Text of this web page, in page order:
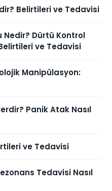
Belirtileri ve Tedavisi
Nedir? Dürtü Kontrol
ve Tedavisi
Manipülasyon:
Panik Atak Nasıl
ve Tedavisi
Tedavisi Nasıl